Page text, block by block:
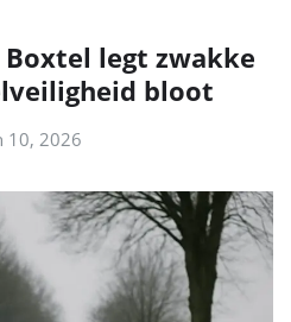
legt zwakke
bloot
10, 2026